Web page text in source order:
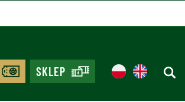
SKLEP